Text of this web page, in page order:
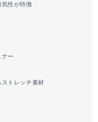
気性が特徴
ー
トレッチ素材